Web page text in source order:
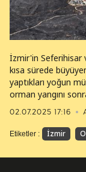
02.07.2025 17:16
İzmir'in Seferihisar
kısa sürede
yaptıkları yoğun
orman yangını
Etiketler : İzmir